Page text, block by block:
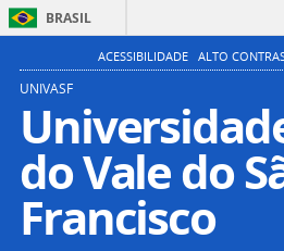
BRASIL
ACESSIBILIDADE ALTO
UNIVASF
do Vale do
Francisco